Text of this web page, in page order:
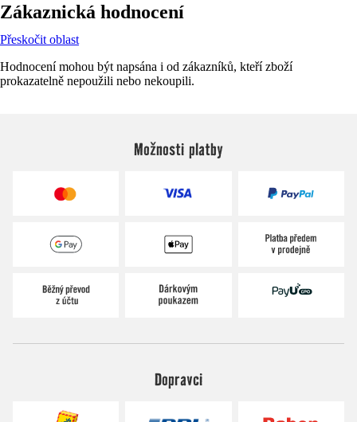
Zákaznická hodnocení
Přeskočit oblast
Hodnocení mohou být napsána i od zákazníků, kteří zboží
prokazatelně nepoužili nebo nekoupili.
Možnosti platby
Dopravci